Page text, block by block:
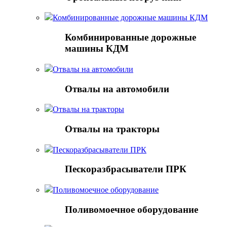
Комбинированные дорожные машины КДМ
Комбинированные дорожные
машины КДМ
Отвалы на автомобили
Отвалы на автомобили
Отвалы на тракторы
Отвалы на тракторы
Пескоразбрасыватели ПРК
Пескоразбрасыватели ПРК
Поливомоечное оборудование
Поливомоечное оборудование